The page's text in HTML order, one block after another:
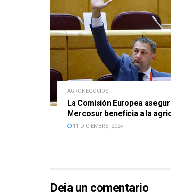
AGRONEGOCIOS
La Comisión Europea
Mercosur beneficia a la
11 DICIEMBRE, 2024
Deja un comentario